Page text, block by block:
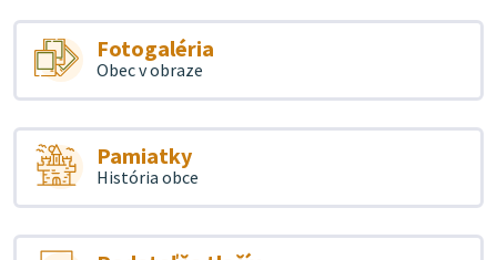
Fotogaléria
Obec v obraze
Pamiatky
História obce